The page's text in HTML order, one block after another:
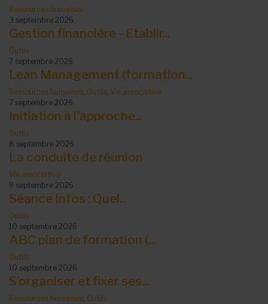
Ressources humaines
3 septembre 2026
Gestion financière - Etablir...
Outils
7 septembre 2026
Lean Management (formation...
Ressources humaines, Outils, Vie associative
7 septembre 2026
Initiation à l'approche...
Outils
8 septembre 2026
La conduite de réunion
Vie associative
9 septembre 2026
Séance Infos : Quel...
Outils
10 septembre 2026
ABC plan de formation (...
Outils
10 septembre 2026
S’organiser et fixer ses...
Ressources humaines, Outils